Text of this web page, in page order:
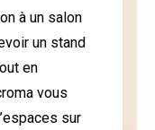
à un salon
un stand
en
vous
sur